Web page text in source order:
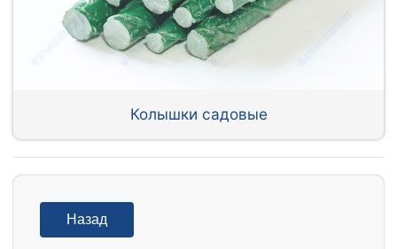
Колышки садовые
Назад